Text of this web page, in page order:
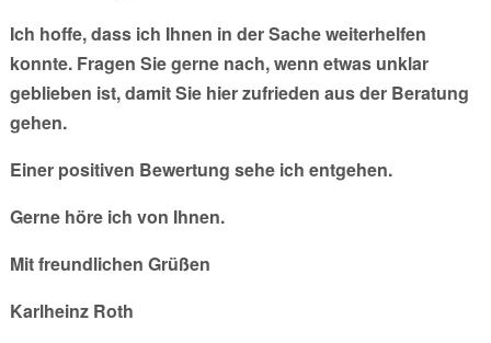
Ich hoffe, dass ich Ihnen in der Sache weiterhelfen
konnte. Fragen Sie gerne nach, wenn etwas unklar
geblieben ist, damit Sie hier zufrieden aus der Beratung
gehen.
Einer positiven Bewertung sehe ich entgehen.
Gerne höre ich von Ihnen.
Mit freundlichen Grüßen
Karlheinz Roth